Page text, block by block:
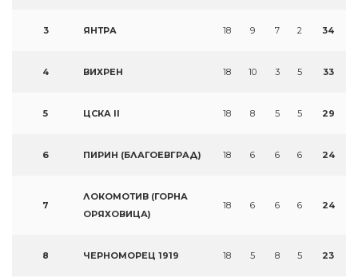
3 ЯНТРА 18 9 7 2 34
4 ВИХРЕН 18 10 3 5 33
5 ЦСКА II 18 8 5 5 29
6 ПИРИН (БЛАГОЕВГРАД) 18 6 6 6 24
7
ЛОКОМОТИВ (ГОРНА
ОРЯХОВИЦА)
18 6 6 6 24
8 ЧЕРНОМОРЕЦ 1919 18 5 8 5 23